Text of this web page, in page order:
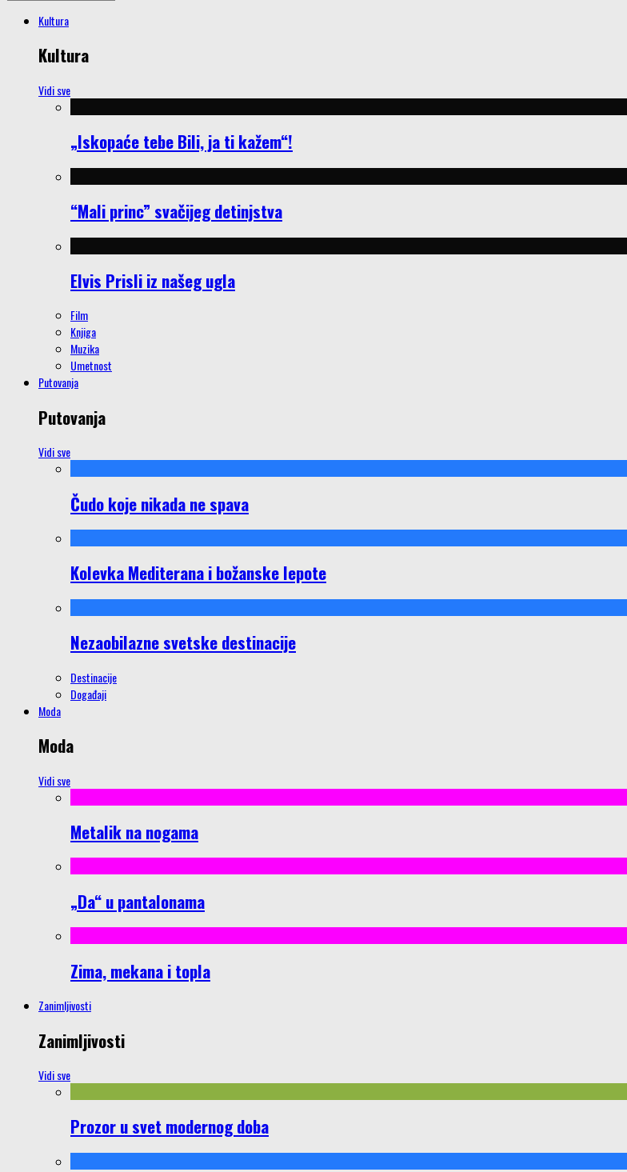
Kultura
Kultura
Vidi sve
„Iskopaće tebe Bili, ja ti kažem“!
“Mali princ” svačijeg detinjstva
Elvis Prisli iz našeg ugla
Film
Knjiga
Muzika
Umetnost
Putovanja
Putovanja
Vidi sve
Čudo koje nikada ne spava
Kolevka Mediterana i božanske lepote
Nezaobilazne svetske destinacije
Destinacije
Događaji
Moda
Moda
Vidi sve
Metalik na nogama
„Da“ u pantalonama
Zima, mekana i topla
Zanimljivosti
Zanimljivosti
Vidi sve
Prozor u svet modernog doba